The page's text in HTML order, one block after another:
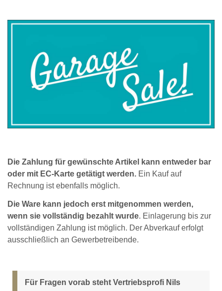
Die Zahlung für gewünschte Artikel kann entweder bar
oder mit EC-Karte getätigt werden. Ein Kauf auf
Rechnung ist ebenfalls möglich.
Die Ware kann jedoch erst mitgenommen werden,
wenn sie vollständig bezahlt wurde. Einlagerung bis zur
vollständigen Zahlung ist möglich. Der Abverkauf erfolgt
ausschließlich an Gewerbetreibende.
Für Fragen vorab steht Vertriebsprofi Nils